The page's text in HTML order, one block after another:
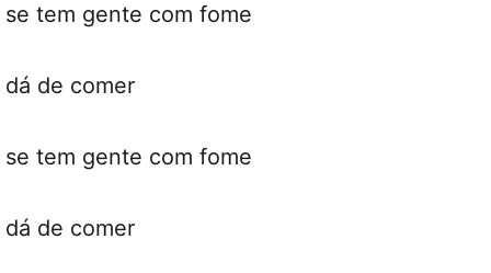
se tem gente com fome
dá de comer
se tem gente com fome
dá de comer